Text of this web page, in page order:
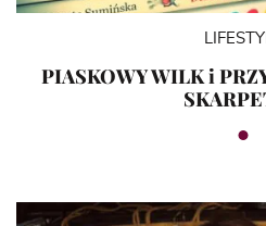
PIASKOWY WILK i